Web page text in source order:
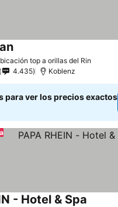
top a orillas del Rin
4.435 Koblenz
para ver los precios exactos
- Hotel & Spa